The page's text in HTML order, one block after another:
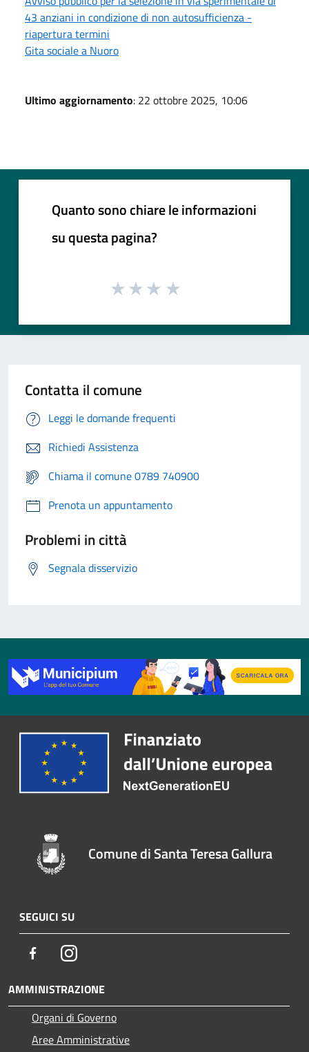
43 anziani in condizione di non autosufficienza -
riapertura termini
Gita sociale a Nuoro
Ultimo aggiornamento: 22 ottobre 2025, 10:06
Quanto sono chiare le informazioni
su questa pagina?
Contatta il comune
Leggi le domande frequenti
Richiedi Assistenza
Chiama il comune 0789 740900
Prenota un appuntamento
Problemi in città
Segnala disservizio
Comune di Santa Teresa Gallura
SEGUICI SU
FacebookInstagram
AMMINISTRAZIONE
Organi di Governo
Aree Amministrative